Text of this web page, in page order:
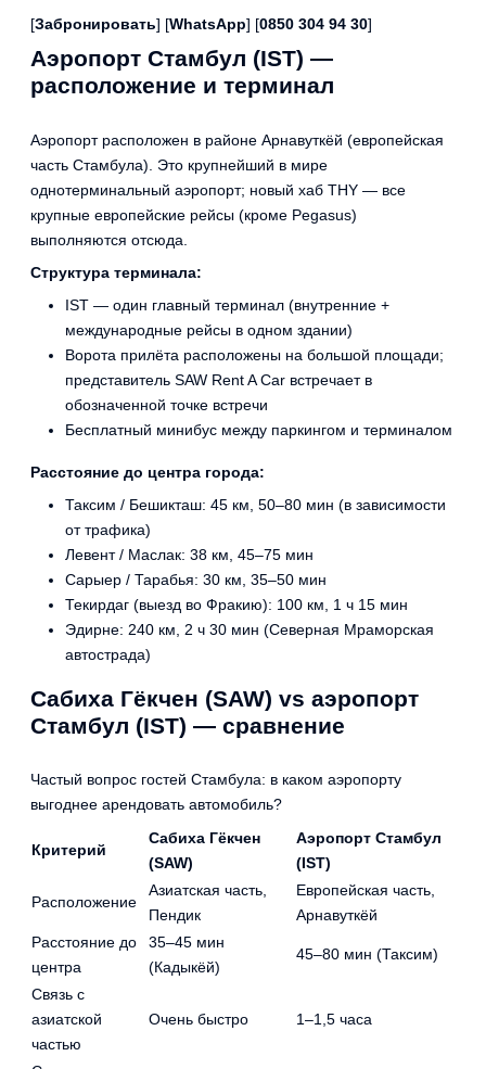
[Забронировать] [WhatsApp] [0850 304 94 30]
Аэропорт Стамбул (IST) —
расположение и терминал
Аэропорт расположен в районе Арнавуткёй (европейская
часть Стамбула). Это крупнейший в мире
однотерминальный аэропорт; новый хаб THY — все
крупные европейские рейсы (кроме Pegasus)
выполняются отсюда.
Структура терминала:
IST — один главный терминал (внутренние +
международные рейсы в одном здании)
Ворота прилёта расположены на большой площади;
представитель SAW Rent A Car встречает в
обозначенной точке встречи
Бесплатный минибус между паркингом и терминалом
Расстояние до центра города:
Таксим / Бешикташ: 45 км, 50–80 мин (в зависимости
от трафика)
Левент / Маслак: 38 км, 45–75 мин
Сарыер / Тарабья: 30 км, 35–50 мин
Текирдаг (выезд во Фракию): 100 км, 1 ч 15 мин
Эдирне: 240 км, 2 ч 30 мин (Северная Мраморская
автострада)
Сабиха Гёкчен (SAW) vs аэропорт
Стамбул (IST) — сравнение
Частый вопрос гостей Стамбула: в каком аэропорту
выгоднее арендовать автомобиль?
Критерий
Сабиха Гёкчен
(SAW)
Аэропорт Стамбул
(IST)
Расположение
Азиатская часть,
Пендик
Европейская часть,
Арнавуткёй
Расстояние до
центра
35–45 мин
(Кадыкёй)
45–80 мин (Таксим)
Связь с
азиатской
частью
Очень быстро 1–1,5 часа